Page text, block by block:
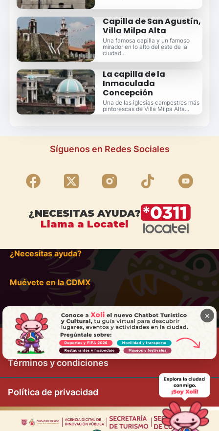
Capilla de San Agustín,
Villa Milpa Alta
Una famosa capilla y un famoso
mirador en lo alto del este de la
ciudad...
La capilla de la
Inmaculada
Concepción
Una de las iglesias campestres más
pintorescas de Villa Milpa Alta...
Síguenos en Redes Sociales
¿NECESITAS AYUDA?
Llama a Locatel
¿Necesitas ayuda?
Muévete en la CDMX
Términos y condiciones
Política de privacidad
|
×